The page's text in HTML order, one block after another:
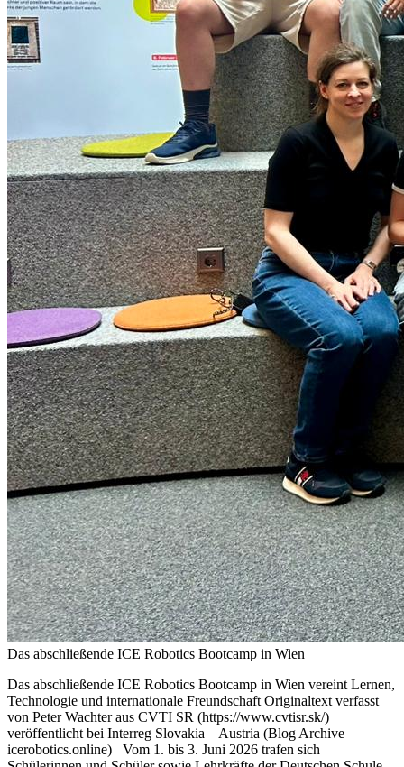
Das abschließende ICE Robotics Bootcamp in Wien
Das abschließende ICE Robotics Bootcamp in Wien vereint Lernen,
Technologie und internationale Freundschaft Originaltext verfasst
von Peter Wachter aus CVTI SR (https://www.cvtisr.sk/)
veröffentlicht bei Interreg Slovakia – Austria (Blog Archive –
icerobotics.online) Vom 1. bis 3. Juni 2026 trafen sich